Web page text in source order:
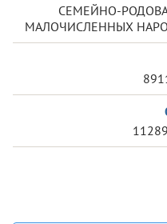
СЕМЕЙНО-
МАЛОЧИСЛЕННЫХ